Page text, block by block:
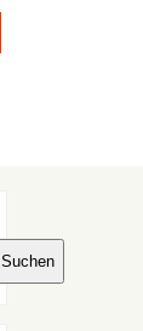
Suchen